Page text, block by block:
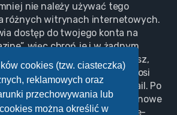
cookies (tzw. ciasteczka)
reklamowych oraz
przechowywania lub
można określić w
nie należy używać tego
różnych witrynach internetowych.
dostęp do twojego konta na
więc chroń je i w żadnym
nikomu . Jeśli je zapomnisz,
pamiętam hasła”. Witryna poprosi
użytkownika i adresu e-mail. Po
zostanie wygenerowane nowe
na podany przez ciebie adres e-